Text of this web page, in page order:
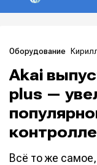
Оборудование
Akai
plus —
Всё то же